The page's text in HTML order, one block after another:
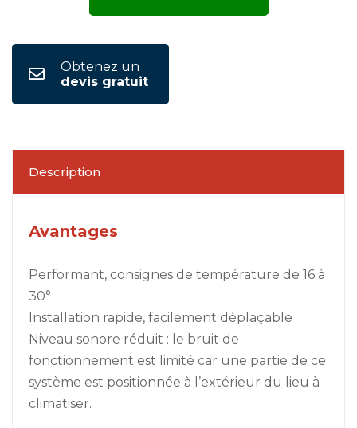
Obtenez un
devis gratuit
Description
Avantages
Performant, consignes de température de 16 à
30°
Installation rapide, facilement déplaçable
Niveau sonore réduit : le bruit de
fonctionnement est limité car une partie de ce
système est positionnée à l’extérieur du lieu à
climatiser.